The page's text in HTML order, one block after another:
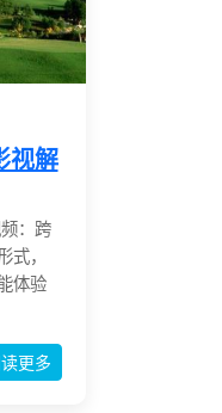
视解
：跨
，
体验
更多